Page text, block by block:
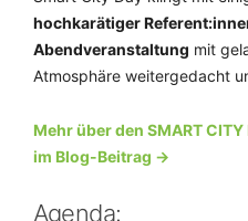
hochkarätiger
Abendveranstaltung mit
Atmosphäre weitergedacht
Mehr über den SMART
im Blog-Beitrag ->
Agenda: